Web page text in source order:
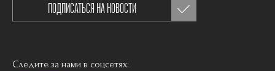
ПОДПИСАТЬСЯ НА НОВОСТИ
Следите за нами в соцсетях: